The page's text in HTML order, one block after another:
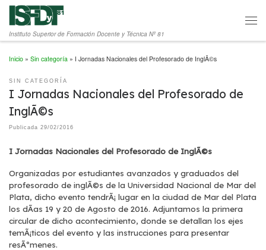
Saltar al contenido
Instituto Superior de Formación Docente y Técnica Nº 81
Inicio » Sin categoría » I Jornadas Nacionales del Profesorado de InglÃ©s
SIN CATEGORÍA
I Jornadas Nacionales del Profesorado de
InglÃ©s
Publicada 29/02/2016
I Jornadas Nacionales del Profesorado de InglÃ©s
Organizadas por estudiantes avanzados y graduados del
profesorado de inglÃ©s de la Universidad Nacional de Mar del
Plata, dicho evento tendrÃ¡ lugar en la ciudad de Mar del Plata
los dÃ­as 19 y 20 de Agosto de 2016. Adjuntamos la primera
circular de dicho acontecimiento, donde se detallan los ejes
temÃ¡ticos del evento y las instrucciones para presentar
resÃºmenes.